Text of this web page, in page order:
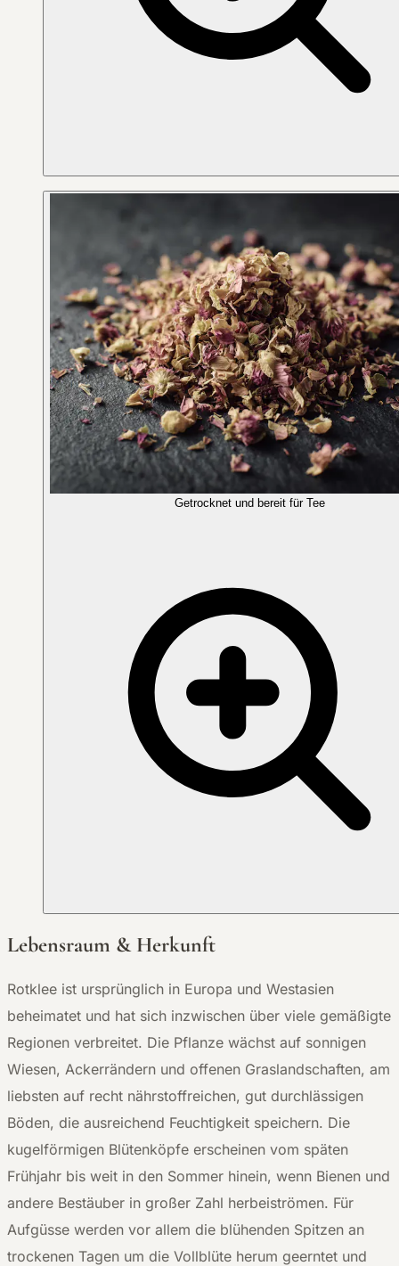
Getrocknet und bereit für Tee
Lebensraum & Herkunft
Rotklee ist ursprünglich in Europa und Westasien
beheimatet und hat sich inzwischen über viele gemäßigte
Regionen verbreitet. Die Pflanze wächst auf sonnigen
Wiesen, Ackerrändern und offenen Graslandschaften, am
liebsten auf recht nährstoffreichen, gut durchlässigen
Böden, die ausreichend Feuchtigkeit speichern. Die
kugelförmigen Blütenköpfe erscheinen vom späten
Frühjahr bis weit in den Sommer hinein, wenn Bienen und
andere Bestäuber in großer Zahl herbeiströmen. Für
Aufgüsse werden vor allem die blühenden Spitzen an
trockenen Tagen um die Vollblüte herum geerntet und